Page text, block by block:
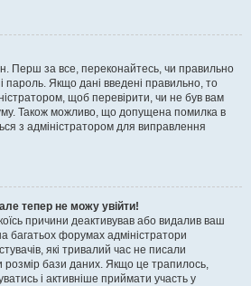
Перш за все, переконайтесь, чи правильно
пароль. Якщо дані введені правильно, то
щоб перевірити, чи не був вам
Також можливо, що допущена помилка в
з адміністратором для виправлення
тепер не можу увійти!
причини деактивував або видалив ваш
багатьох форумах адміністратори
які тривалий час не писали
бази даних. Якщо це трапилось,
і активніше приймати участь у